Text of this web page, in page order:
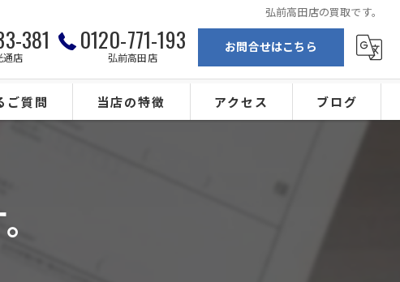
弘前高田店の買取です。
381
通店
0120-771-193
弘前高田店
お問合せはこちら
ご質問 当店の特徴 アクセス ブログ